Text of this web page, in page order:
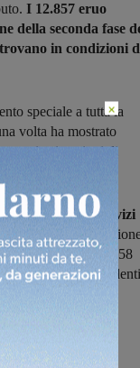
I 12.857 eruo
della seconda fase
in condizioni
speciale a tutta la
volta ha mostrato
in situazioni di
richiesta ai Servizi
la nuova
civile n.658
tutti i cittadini residenti
a causa della
dell’assistente
×